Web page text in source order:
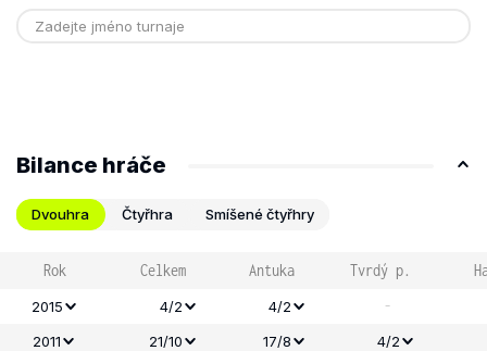
Bilance hráče
Dvouhra Čtyřhra Smíšené čtyřhry
Rok Celkem Antuka Tvrdý p.
2015 4/2 4/2 -
2011 21/10 17/8
4/2